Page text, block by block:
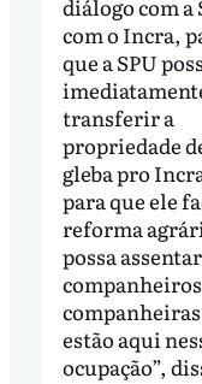
diálogo com a
com o Incra,
que a SPU
transferir a
propriedade
gleba pro
para que ele
reforma
possa
estão aqui
ocupação”,